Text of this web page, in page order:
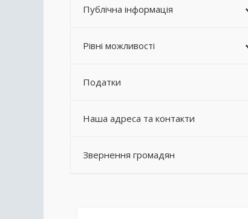
Публічна інформація
Рівні можливості
Податки
Наша адреса та контакти
Звернення громадян